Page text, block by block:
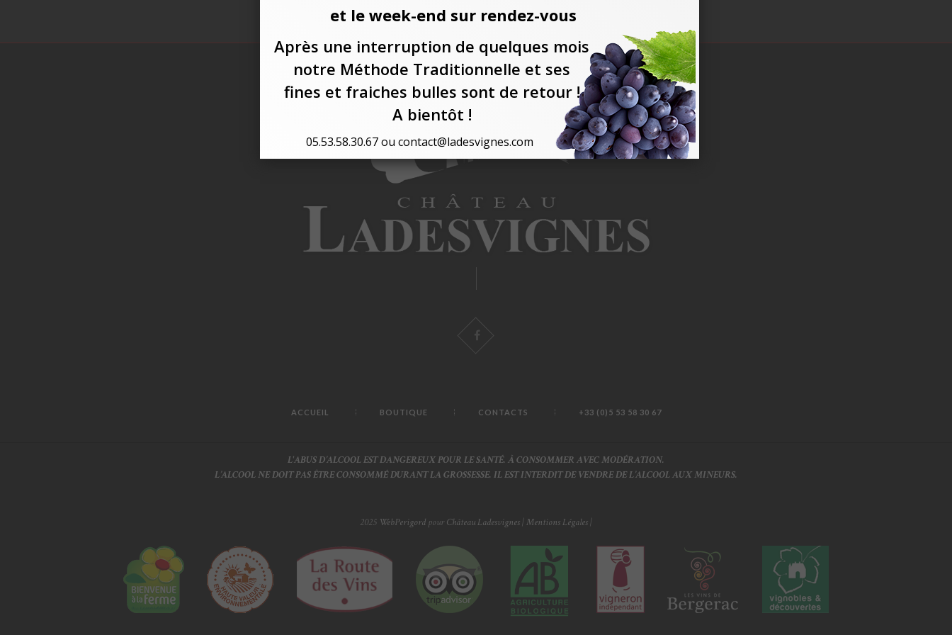
ACCUEIL BOUTIQUE CONTACTS +33 (0)5 53 58 30 67
L'ABUS D’ALCOOL EST DANGEREUX POUR LE SANTÉ. À CONSOMMER AVEC MODÉRATION.
L’ALCOOL NE DOIT PAS ÊTRE CONSOMMÉ DURANT LA GROSSESSE. IL EST INTERDIT DE VENDRE DE L’ALCOOL AUX MINEURS.
2025 WebPerigord pour Château Ladesvignes|Mentions Légales|
et le week-end sur rendez-vous
Après une interruption de quelques mois
notre Méthode Traditionnelle et ses
fines et fraiches bulles sont de retour !
A bientôt !
05.53.58.30.67 ou contact@ladesvignes.com